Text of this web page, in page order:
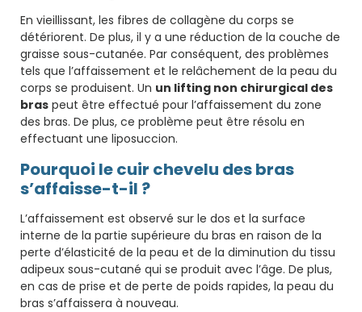
En vieillissant, les fibres de collagène du corps se
détériorent. De plus, il y a une réduction de la couche de
graisse sous-cutanée. Par conséquent, des problèmes
tels que l’affaissement et le relâchement de la peau du
corps se produisent. Un un lifting non chirurgical des
bras peut être effectué pour l’affaissement du zone
des bras. De plus, ce problème peut être résolu en
effectuant une liposuccion.
Pourquoi le cuir chevelu des bras
s’affaisse-t-il ?
L’affaissement est observé sur le dos et la surface
interne de la partie supérieure du bras en raison de la
perte d’élasticité de la peau et de la diminution du tissu
adipeux sous-cutané qui se produit avec l’âge. De plus,
en cas de prise et de perte de poids rapides, la peau du
bras s’affaissera à nouveau.